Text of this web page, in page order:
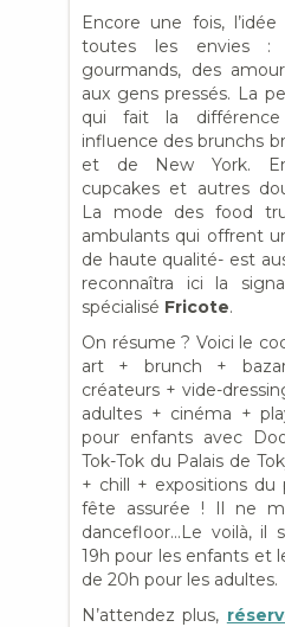
Encore une fois,
toutes les envies :
gourmands, des
aux gens pressés. La
qui fait la différence
influence des brunchs
et de New York.
cupcakes et autres
La mode des food
ambulants qui offrent
de haute qualité- est
reconnaîtra ici la
spécialisé Fricote.
On résume ? Voici le
art + brunch +
créateurs + vide-
adultes + cinéma +
pour enfants avec
Tok-Tok du Palais de
+ chill + expositions du
fête assurée ! Il ne
dancefloor…Le voilà, il
19h pour les enfants et
de 20h pour les adultes.
N’attendez plus,